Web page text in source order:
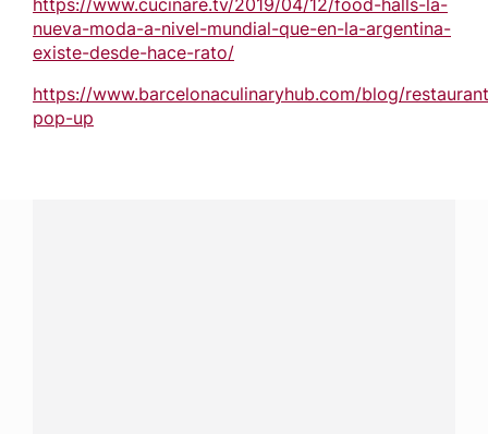
https://www.cucinare.tv/2019/04/12/food-halls-la-
nueva-moda-a-nivel-mundial-que-en-la-argentina-
existe-desde-hace-rato/
https://www.barcelonaculinaryhub.com/blog/
pop-up